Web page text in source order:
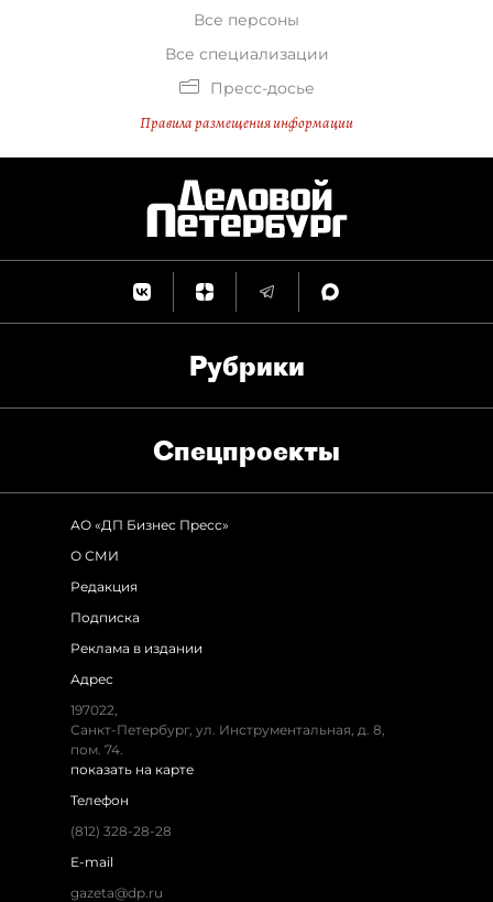
Все персоны
Все специализации
Пресс-досье
Правила размещения информации
Рубрики
Спец­проекты
АО «ДП Бизнес Пресс»
О СМИ
Редакция
Подписка
Реклама в издании
Адрес
197022,
Санкт-Петербург, ул. Инструментальная, д. 8,
пом. 74.
показать на карте
Телефон
(812) 328-28-28
E-mail
gazeta@dp.ru